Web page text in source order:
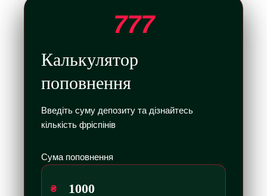
777
Калькулятор
поповнення
Введіть суму депозиту та дізнайтесь
кількість фріспінів
Сума поповнення
₴